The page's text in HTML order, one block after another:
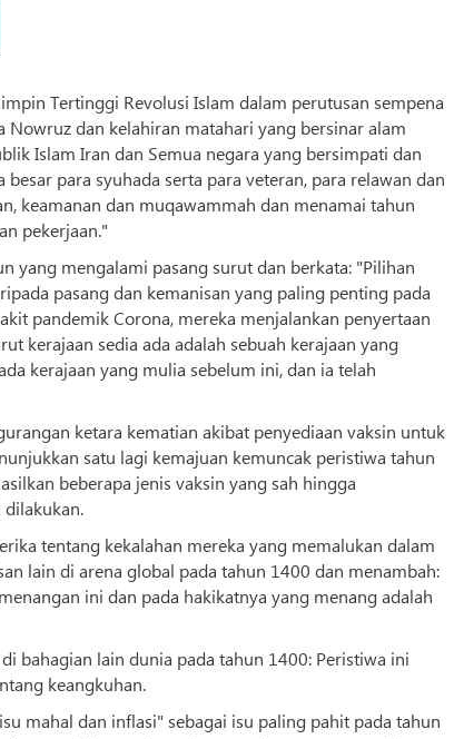
Tertinggi Revolusi Islam dalam perutusan sempena
dan kelahiran matahari yang bersinar alam
Islam Iran dan Semua negara yang bersimpati dan
para syuhada serta para veteran, para relawan dan
keamanan dan muqawammah dan menamai tahun
pekerjaan."
yang mengalami pasang surut dan berkata: "Pilihan
pasang dan kemanisan yang paling penting pada
pandemik Corona, mereka menjalankan penyertaan
kerajaan sedia ada adalah sebuah kerajaan yang
kerajaan yang mulia sebelum ini, dan ia telah
ketara kematian akibat penyediaan vaksin untuk
satu lagi kemajuan kemuncak peristiwa tahun
beberapa jenis vaksin yang sah hingga
dilakukan.
tentang kekalahan mereka yang memalukan dalam
lain di arena global pada tahun 1400 dan menambah:
ini dan pada hakikatnya yang menang adalah
bahagian lain dunia pada tahun 1400: Peristiwa ini
keangkuhan.
mahal dan inflasi" sebagai isu paling pahit pada tahun